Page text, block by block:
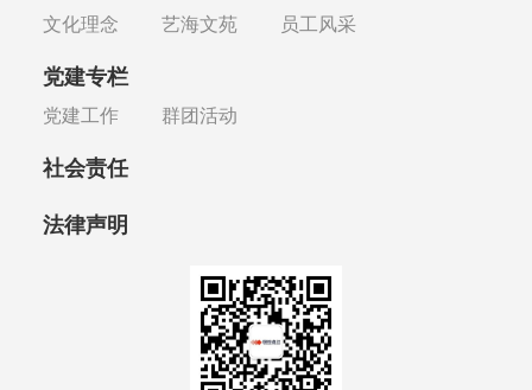
文化理念 艺海文苑 员工风采
党建专栏
党建工作 群团活动
社会责任
法律声明